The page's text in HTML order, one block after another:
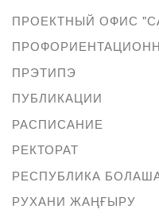
ПРОЕКТНЫЙ ОФИС
ПРЭТИПЭ
ПУБЛИКАЦИИ
РАСПИСАНИЕ
РЕКТОРАТ
РЕСПУБЛИКА
РУХАНИ ЖАҢҒЫРУ